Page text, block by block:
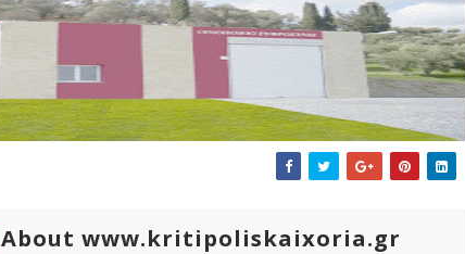
About www.kritipoliskaixoria.gr